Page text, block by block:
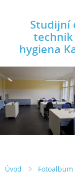
Studijní
hygiena
Úvod Fotoalbum